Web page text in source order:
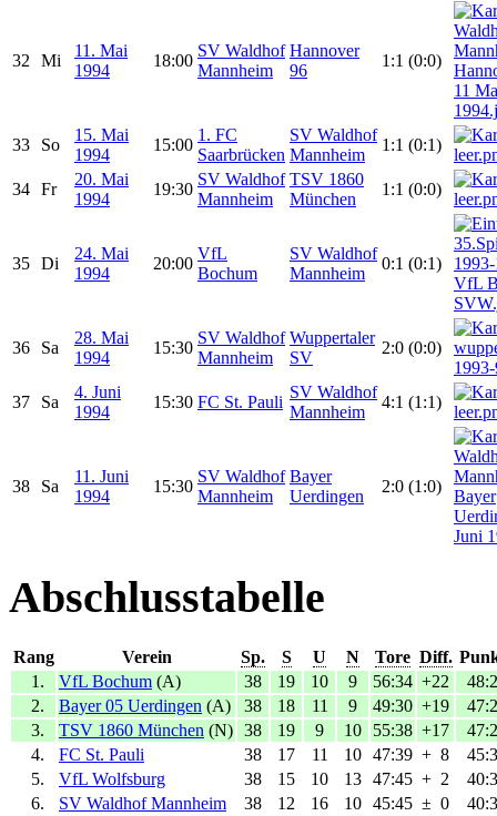
32 Mi
11. Mai
1994
18:00
SV Waldhof
Mannheim
Hannover
96
1:1 (0:0)
33 So
15. Mai
1994
15:00
1. FC
Saarbrücken
SV Waldhof
Mannheim
1:1 (0:1)
34 Fr
20. Mai
1994
19:30
SV Waldhof
Mannheim
TSV 1860
München
1:1 (0:0)
35 Di
24. Mai
1994
20:00
VfL
Bochum
SV Waldhof
Mannheim
0:1 (0:1)
36 Sa
28. Mai
1994
15:30
SV Waldhof
Mannheim
Wuppertaler
SV
2:0 (0:0)
37 Sa
4. Juni
1994
15:30 FC St. Pauli
SV Waldhof
Mannheim
4:1 (1:1)
38 Sa
11. Juni
1994
15:30
SV Waldhof
Mannheim
Bayer
Uerdingen
2:0 (1:0)
Abschlusstabelle
Rang Verein Sp. S U N Tore Diff.
1.
VfL Bochum (A) 38 19 10 9 56:34 +22
2.
Bayer 05 Uerdingen (A) 38 18 11 9 49:30 +19
3.
TSV 1860 München (N) 38 19 9 10 55:38 +17
4.
FC St. Pauli 38 17 11 10 47:39 + 8
5.
VfL Wolfsburg 38 15 10 13 47:45 + 2
6.
SV Waldhof Mannheim 38 12 16 10 45:45 ± 0